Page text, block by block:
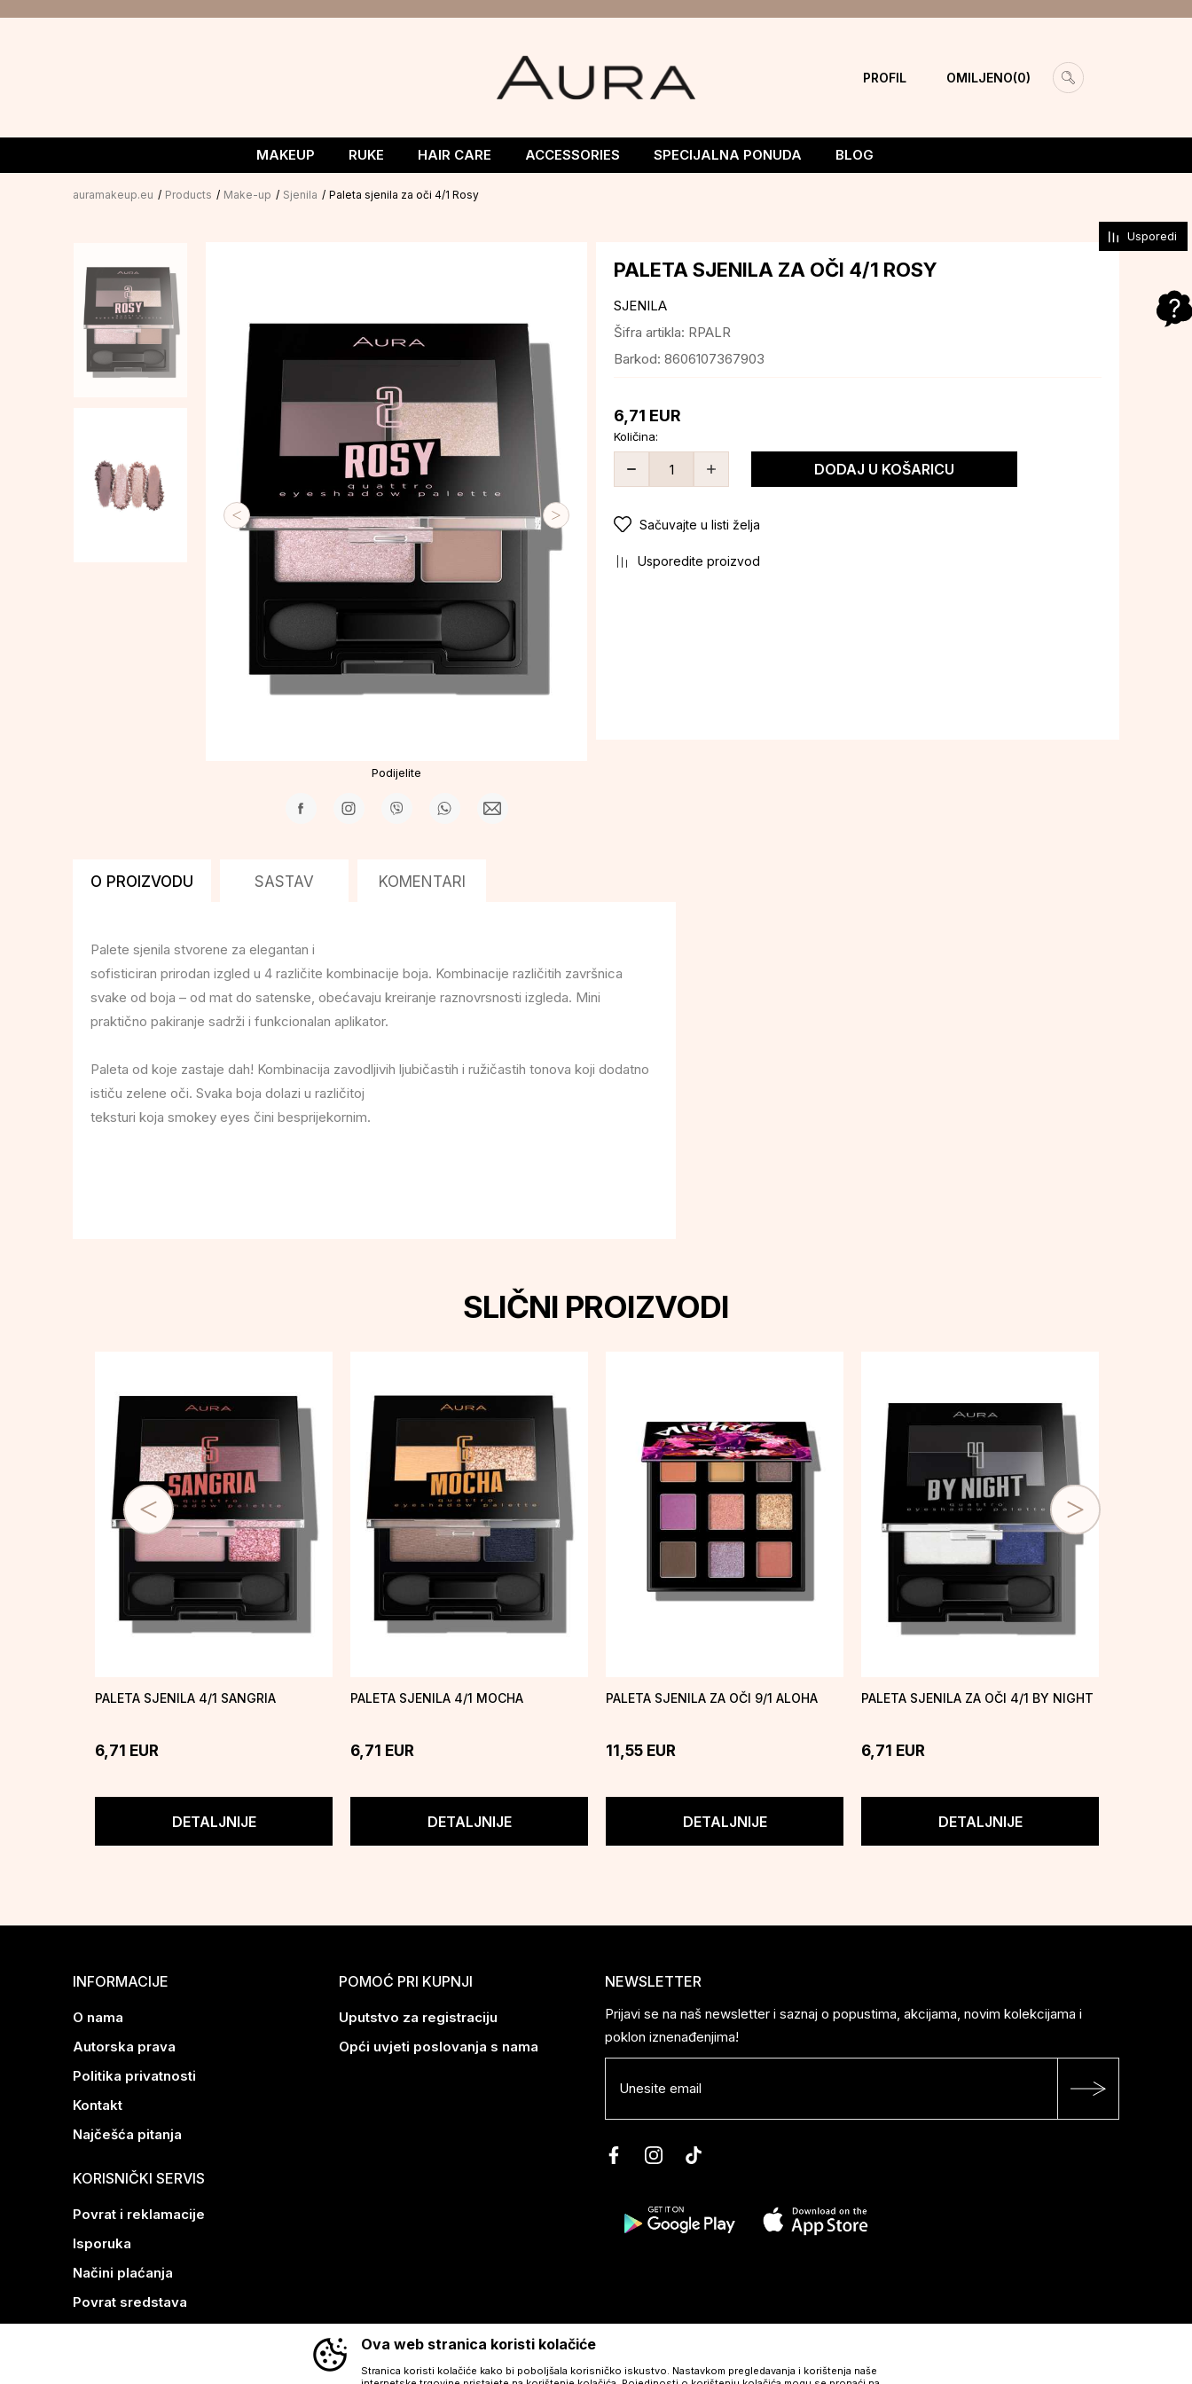
PROFIL 0
OMILJENO
MAKEUP RUKE HAIR CARE ACCESSORIES SPECIJALNA PONUDA BLOG
auramakeup.eu Products Make-up Sjenila Paleta sjenila za oči 4/1 Rosy
Podijelite
PALETA SJENILA ZA OČI 4/1 ROSY
SJENILA
Šifra artikla: RPALR
Barkod: 8606107367903
6,71 EUR
Količina:
DODAJ U KOŠARICU
Sačuvajte u listi želja
Usporedite proizvod
Usporedi
O PROIZVODU SASTAV KOMENTARI
Palete sjenila stvorene za elegantan i
sofisticiran prirodan izgled u 4 različite kombinacije boja. Kombinacije različitih završnica
svake od boja – od mat do satenske, obećavaju kreiranje raznovrsnosti izgleda. Mini
praktično pakiranje sadrži i funkcionalan aplikator.
Paleta od koje zastaje dah! Kombinacija zavodljivih ljubičastih i ružičastih tonova koji dodatno
ističu zelene oči. Svaka boja dolazi u različitoj
teksturi koja smokey eyes čini besprijekornim.
SLIČNI PROIZVODI
PALETA SJENILA 4/1 SANGRIA
DETALJNIJE
6,71 EUR
PALETA SJENILA 4/1 MOCHA
DETALJNIJE
6,71 EUR
PALETA SJENILA ZA OČI 9/1 ALOHA
DETALJNIJE
11,55 EUR
PALETA SJENILA ZA OČI 4/1 BY NIGHT
DETALJNIJE
6,71 EUR
INFORMACIJE
O nama
Autorska prava
Politika privatnosti
Kontakt
Najčešća pitanja
POMOĆ PRI KUPNJI
Uputstvo za registraciju
Opći uvjeti poslovanja s nama
KORISNIČKI SERVIS
Povrat i reklamacije
Isporuka
Načini plaćanja
Povrat sredstava
NEWSLETTER
Prijavi se na naš newsletter i saznaj o popustima, akcijama, novim kolekcijama i
poklon iznenađenjima!
Ova web stranica koristi kolačiće
Stranica koristi kolačiće kako bi poboljšala korisničko iskustvo. Nastavkom pregledavanja i korištenja naše